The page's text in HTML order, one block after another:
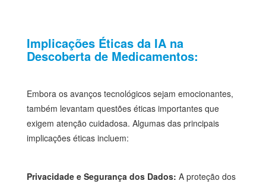
Implicações Éticas da IA na
Descoberta de Medicamentos:
Embora os avanços tecnológicos sejam emocionantes,
também levantam questões éticas importantes que
exigem atenção cuidadosa. Algumas das principais
implicações éticas incluem:
Privacidade e Segurança dos Dados: A proteção dos